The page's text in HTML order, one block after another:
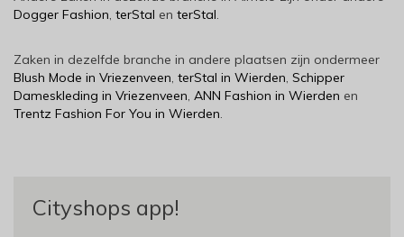
Dogger Fashion, terStal en terStal.
Zaken in dezelfde branche in andere plaatsen zijn ondermeer
Blush Mode in Vriezenveen, terStal in Wierden, Schipper
Dameskleding in Vriezenveen, ANN Fashion in Wierden en
Trentz Fashion For You in Wierden.
Cityshops app!